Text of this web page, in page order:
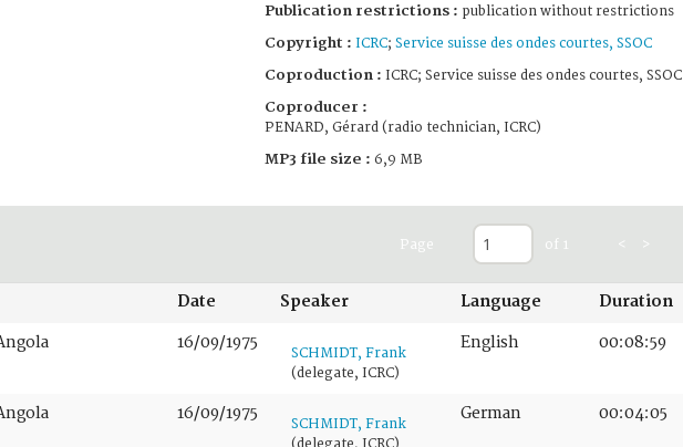
Publication restrictions : publication without restrictions
Copyright : ICRC; Service suisse des ondes courtes, SSOC
Coproduction : ICRC; Service suisse des ondes courtes, SSOC
Coproducer :
PENARD, Gérard (radio technician, ICRC)
MP3 file size : 6,9 MB
Page of 1 < >
Date Speaker Language Duration
16/09/1975
SCHMIDT, Frank
(delegate, ICRC)
English 00:08:59
16/09/1975
SCHMIDT, Frank
German 00:04:05